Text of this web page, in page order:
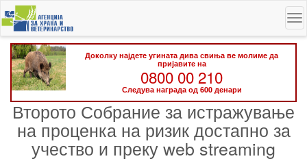
Skip
to
main
content
Доколку најдете угината дива свиња ве молиме да
пријавите на
0800 00 210
Следува награда од 600 денари
Второто Собрание за истражување
на проценка на ризик достапно за
учество и преку web streaming